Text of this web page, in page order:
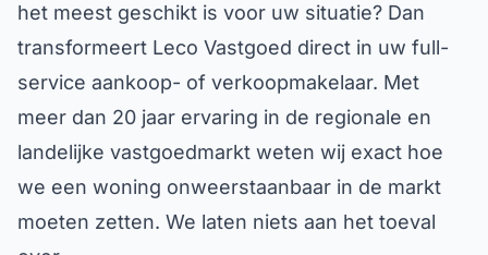
het meest geschikt is voor uw situatie? Dan
transformeert Leco Vastgoed direct in uw full-
service aankoop- of verkoopmakelaar. Met
meer dan 20 jaar ervaring in de regionale en
landelijke vastgoedmarkt weten wij exact hoe
we een woning onweerstaanbaar in de markt
moeten zetten. We laten niets aan het toeval